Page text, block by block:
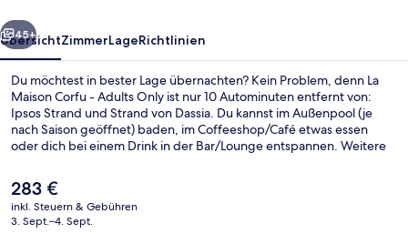
Weiter
45+
ÜbersichtZimmerLageRichtlinien
Du möchtest in bester Lage übernachten? Kein Problem, denn La
Maison Corfu - Adults Only ist nur 10 Autominuten entfernt von:
Ipsos Strand und Strand von Dassia. Du kannst im Außenpool (je
nach Saison geöffnet) baden, im Coffeeshop/Café etwas essen
oder dich bei einem Drink in der Bar/Lounge entspannen. Weitere
Andere Reisende lieben das hilfsbereite Personal.
Der
aktuelle
Preis
283 €
inkl. Steuern & Gebühren
3. Sept.–4. Sept.